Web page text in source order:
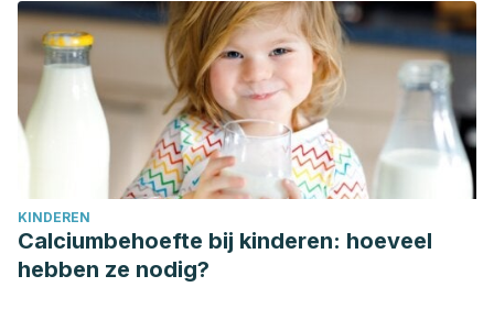
KINDEREN
Calciumbehoefte bij kinderen: hoeveel
hebben ze nodig?